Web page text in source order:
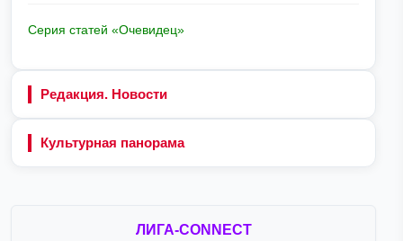
Серия статей «Очевидец»
Редакция. Новости
Культурная панорама
ЛИГА-CONNECT